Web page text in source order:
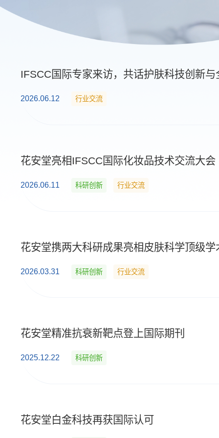
IFSCC国际专家来访，共话护肤科技创新与
2026.06.12 行业交流
花安堂亮相IFSCC国际化妆品技术交流大会
2026.06.11 科研创新 行业交流
花安堂携两大科研成果亮相皮肤科学顶级学
2026.03.31 科研创新 行业交流
花安堂精准抗衰新靶点登上国际期刊
2025.12.22 科研创新
花安堂白金科技再获国际认可